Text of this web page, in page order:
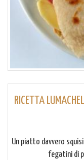
RICETTA
Un piatto davvero
fegatini di